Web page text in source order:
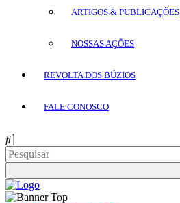
ARTIGOS & PUBLICAÇÕES
NOSSAS AÇÕES
REVOLTA DOS BÚZIOS
FALE CONOSCO